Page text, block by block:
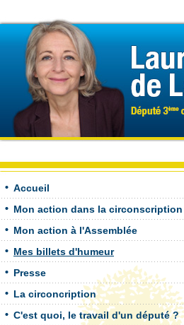
Accueil
Mon action dans la circonscription
Mon action à l'Assemblée
Mes billets d'humeur
Presse
La circoncription
C'est quoi, le travail d'un député ?